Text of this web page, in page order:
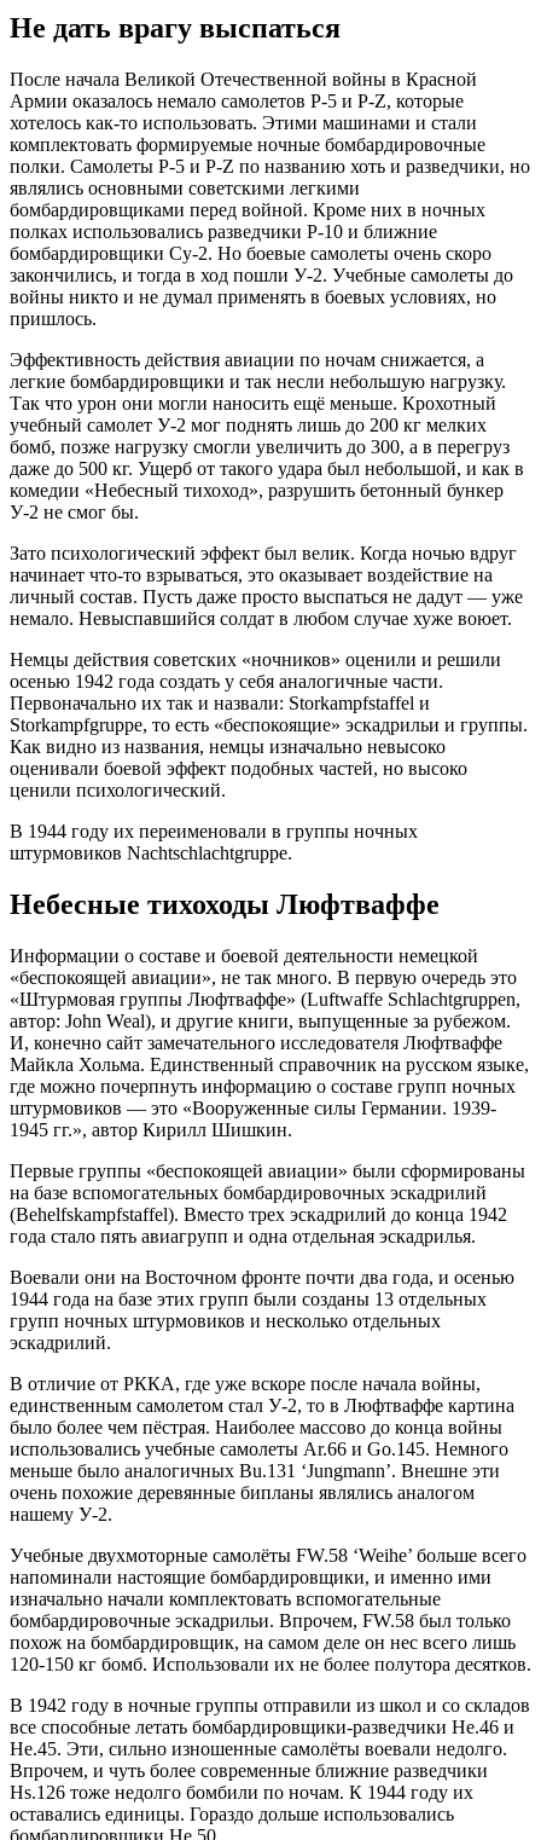
Не дать врагу выспаться
После начала Великой Отечественной войны в Красной
Армии оказалось немало самолетов Р-5 и Р-Z, которые
хотелось как-то использовать. Этими машинами и стали
комплектовать формируемые ночные бомбардировочные
полки. Самолеты Р-5 и Р-Z по названию хоть и разведчики, но
являлись основными советскими легкими
бомбардировщиками перед войной. Кроме них в ночных
полках использовались разведчики Р-10 и ближние
бомбардировщики Су-2. Но боевые самолеты очень скоро
закончились, и тогда в ход пошли У-2. Учебные самолеты до
войны никто и не думал применять в боевых условиях, но
пришлось.
Эффективность действия авиации по ночам снижается, а
легкие бомбардировщики и так несли небольшую нагрузку.
Так что урон они могли наносить ещё меньше. Крохотный
учебный самолет У-2 мог поднять лишь до 200 кг мелких
бомб, позже нагрузку смогли увеличить до 300, а в перегруз
даже до 500 кг. Ущерб от такого удара был небольшой, и как в
комедии «Небесный тихоход», разрушить бетонный бункер
У-2 не смог бы.
Зато психологический эффект был велик. Когда ночью вдруг
начинает что-то взрываться, это оказывает воздействие на
личный состав. Пусть даже просто выспаться не дадут — уже
немало. Невыспавшийся солдат в любом случае хуже воюет.
Немцы действия советских «ночников» оценили и решили
осенью 1942 года создать у себя аналогичные части.
Первоначально их так и назвали: Storkampfstaffel и
Storkampfgruppe, то есть «беспокоящие» эскадрильи и группы.
Как видно из названия, немцы изначально невысоко
оценивали боевой эффект подобных частей, но высоко
ценили психологический.
В 1944 году их переименовали в группы ночных
штурмовиков Nachtschlachtgruppe.
Небесные тихоходы Люфтваффе
Информации о составе и боевой деятельности немецкой
«беспокоящей авиации», не так много. В первую очередь это
«Штурмовая группы Люфтваффе» (Luftwaffe Schlachtgruppen,
автор: John Weal), и другие книги, выпущенные за рубежом.
И, конечно сайт замечательного исследователя Люфтваффе
Майкла Хольма. Единственный справочник на русском языке,
где можно почерпнуть информацию о составе групп ночных
штурмовиков — это «Вооруженные силы Германии. 1939-
1945 гг.», автор Кирилл Шишкин.
Первые группы «беспокоящей авиации» были сформированы
на базе вспомогательных бомбардировочных эскадрилий
(Behelfskampfstaffel). Вместо трех эскадрилий до конца 1942
года стало пять авиагрупп и одна отдельная эскадрилья.
Воевали они на Восточном фронте почти два года, и осенью
1944 года на базе этих групп были созданы 13 отдельных
групп ночных штурмовиков и несколько отдельных
эскадрилий.
В отличие от РККА, где уже вскоре после начала войны,
единственным самолетом стал У-2, то в Люфтваффе картина
было более чем пёстрая. Наиболее массово до конца войны
использовались учебные самолеты Ar.66 и Go.145. Немного
меньше было аналогичных Bu.131 ‘Jungmann’. Внешне эти
очень похожие деревянные бипланы являлись аналогом
нашему У-2.
Учебные двухмоторные самолёты FW.58 ‘Weihe’ больше всего
напоминали настоящие бомбардировщики, и именно ими
изначально начали комплектовать вспомогательные
бомбардировочные эскадрильи. Впрочем, FW.58 был только
похож на бомбардировщик, на самом деле он нес всего лишь
120-150 кг бомб. Использовали их не более полутора десятков.
В 1942 году в ночные группы отправили из школ и со складов
все способные летать бомбардировщики-разведчики He.46 и
He.45. Эти, сильно изношенные самолёты воевали недолго.
Впрочем, и чуть более современные ближние разведчики
Hs.126 тоже недолго бомбили по ночам. К 1944 году их
оставались единицы. Гораздо дольше использовались
бомбардировщики He.50.